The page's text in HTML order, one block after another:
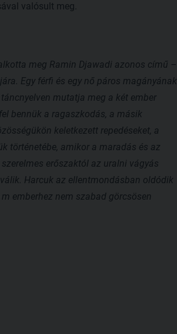
valósult meg.
meg Ramin Djawadi azonos című –
Egy férfi és egy nő páros magányának
mutatja meg a két ember
bennük a ragaszkodás, a másik
keletkezett repedéseket, a
történetébe, amikor a maradás és az
erőszaktól az uralni vágyás
Harcuk az ellentmondásban oldódik
emberhez nem szabad görcsösen